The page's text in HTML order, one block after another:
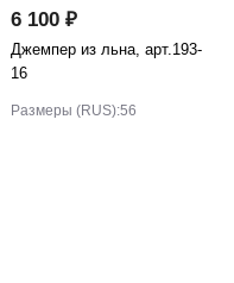
6 100 ₽
Джемпер из льна, арт.193-
16
Размеры (RUS):56